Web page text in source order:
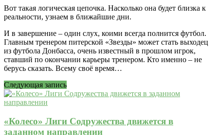
Вот такая логическая цепочка. Насколько она будет близка к
реальности, узнаем в ближайшие дни.
И в завершение – один слух, коими всегда полнится футбол.
Главным тренером питерской «Звезды» может стать выходец
из футбола Донбасса, очень известный в прошлом игрок,
ставший по окончании карьеры тренером. Кто именно – не
берусь сказать. Всему своё время…
Следующая запись
«Колесо» Лиги Содружества движется в
заданном направлении